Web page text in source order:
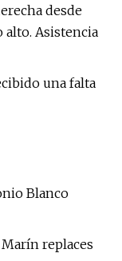
desde
alto. Asistencia
una falta
Blanco
replaces